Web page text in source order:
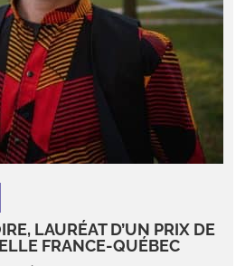
LAURÉAT D’UN PRIX DE
FRANCE-QUÉBEC